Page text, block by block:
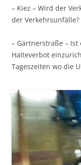
– Kiez – Wird der
der Verkehrsunfälle?
– Gärtnerstraße –
Halteverbot
Tageszeiten wo die